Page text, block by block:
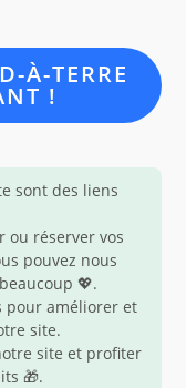
À-TERRE
!
sont des liens
ou réserver vos
pouvez nous
💖.
pour améliorer et
site.
site et profiter
🎁.